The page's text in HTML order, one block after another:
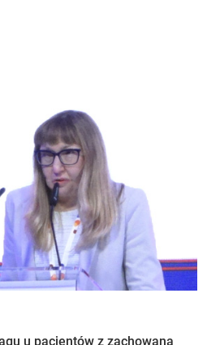
u pacjentów z zachowaną